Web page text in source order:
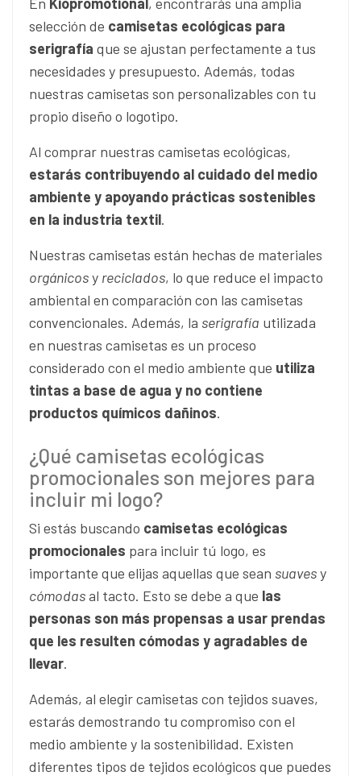
selección de camisetas ecológicas para
serigrafía que se ajustan perfectamente a tus
necesidades y presupuesto. Además, todas
nuestras camisetas son personalizables con tu
propio diseño o logotipo.
Al comprar nuestras camisetas ecológicas,
estarás contribuyendo al cuidado del medio
ambiente y apoyando prácticas sostenibles
en la industria textil.
Nuestras camisetas están hechas de materiales
orgánicosy reciclados, lo que reduce el impacto
ambiental en comparación con las camisetas
convencionales. Además, la serigrafía utilizada
en nuestras camisetas es un proceso
considerado con el medio ambiente que utiliza
tintas a base de agua y no contiene
productos químicos dañinos.
¿Qué camisetas ecológicas
promocionales son mejores para
incluir mi logo?
Si estás buscando camisetas ecológicas
promocionales para incluir tú logo, es
importante que elijas aquellas que sean suavesy
cómodasal tacto. Esto se debe a que las
personas son más propensas a usar prendas
que les resulten cómodas y agradables de
llevar.
Además, al elegir camisetas con tejidos suaves,
estarás demostrando tu compromiso con el
medio ambiente y la sostenibilidad. Existen
diferentes tipos de tejidos ecológicos que puedes